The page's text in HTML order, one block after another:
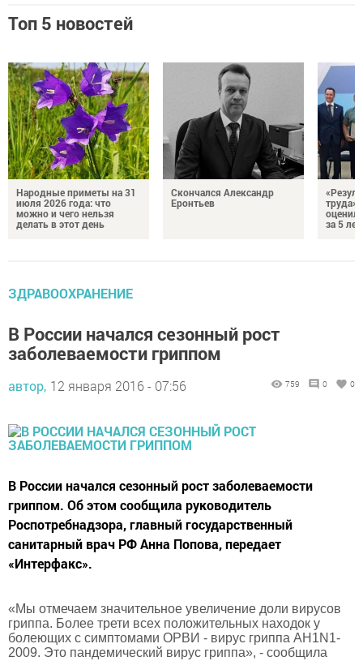
Топ 5 новостей
Народные приметы на 31
июля 2026 года: что
можно и чего нельзя
делать в этот день
Скончался Александр
Еронтьев
за 5 лет
ЗДРАВООХРАНЕНИЕ
В России начался сезонный рост
заболеваемости гриппом
автор, 12 января 2016 - 07:56 759 0 0
В России начался сезонный рост заболеваемости
гриппом. Об этом сообщила руководитель
Роспотребнадзора, главный государственный
санитарный врач РФ Анна Попова, передает
«Интерфакс».
«Мы отмечаем значительное увеличение доли вирусов
гриппа. Более трети всех положительных находок у
болеющих с симптомами ОРВИ - вирус гриппа AH1N1-
2009. Это пандемический вирус гриппа», - сообщила